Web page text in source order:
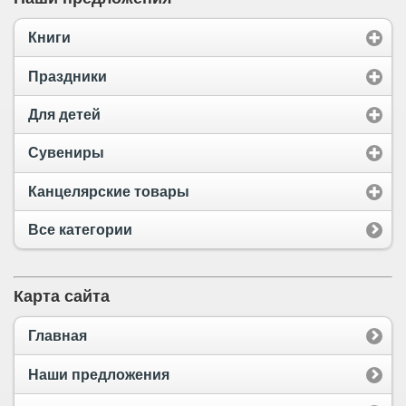
Книги
Праздники
Для детей
Сувениры
Канцелярские товары
Все категории
Карта сайта
Главная
Наши предложения